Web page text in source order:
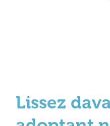
Lissez